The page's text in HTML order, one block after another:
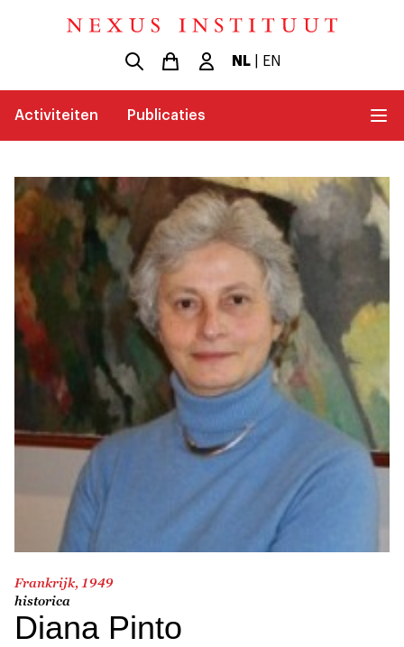
NL| EN
Activiteiten Publicaties
Frankrijk, 1949
historica
Diana Pinto